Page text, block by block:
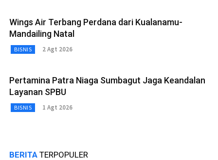
Wings Air Terbang Perdana dari Kualanamu-
Mandailing Natal
BISNIS 2 Agt 2026
Pertamina Patra Niaga Sumbagut Jaga Keandalan
Layanan SPBU
BISNIS 1 Agt 2026
BERITA TERPOPULER